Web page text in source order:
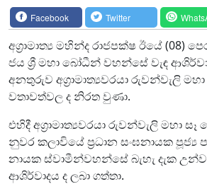
Facebook Twitter
අග්‍රාමාත්‍ය මහින්ද රාජපක්ෂ ඊයේ (08)
ජය ශ්‍රී මහා බෝධීන් වහන්සේ වැඳ
අනතුරුව අග්‍රාමාත්‍යවරයා රුවන්වැලි
වතාවත්වල ද නිරත වුණා.
එහිදී අග්‍රාමාත්‍යවරයා රුවන්වැලි මහා සෑ
නුවර කලාවියේ ප්‍රධාන සංඝනායක
නායක ස්වාමීන්වහන්සේ බැහැ දැක
ආශිර්වාදය ද ලබා ගත්තා.